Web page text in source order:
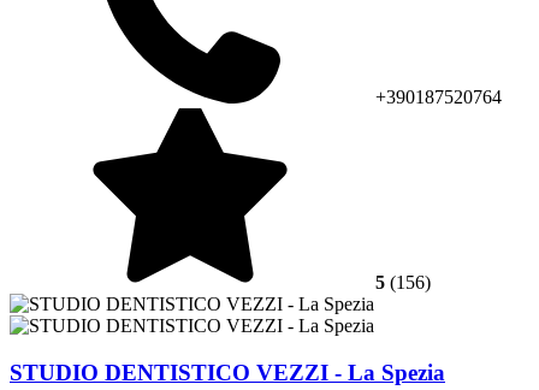
+390187520764
5 (156)
STUDIO DENTISTICO VEZZI - La Spezia